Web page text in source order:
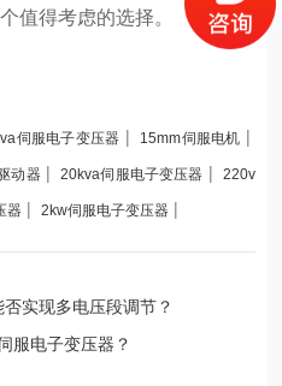
值得考虑的选择。
伺服电子变压器 | 15mm伺服电机 |
动器|20kva伺服电子变压器 |220v
器 | 2kw伺服电子变压器 |
实现多电压段调节？
服电子变压器？